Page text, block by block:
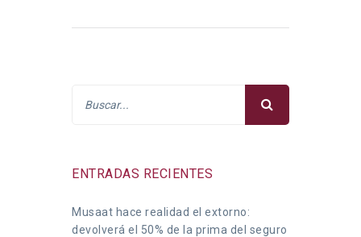
ENTRADAS RECIENTES
Musaat hace realidad el extorno:
devolverá el 50% de la prima del seguro